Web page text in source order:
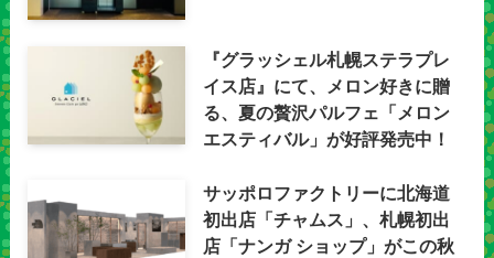
『グラッシェル札幌ステラプレ
イス店』にて、メロン好きに贈
る、夏の贅沢パルフェ「メロン
エスティバル」が好評発売中！
サッポロファクトリーに北海道
初出店「チャムス」、札幌初出
店「ナンガ ショップ」がこの秋